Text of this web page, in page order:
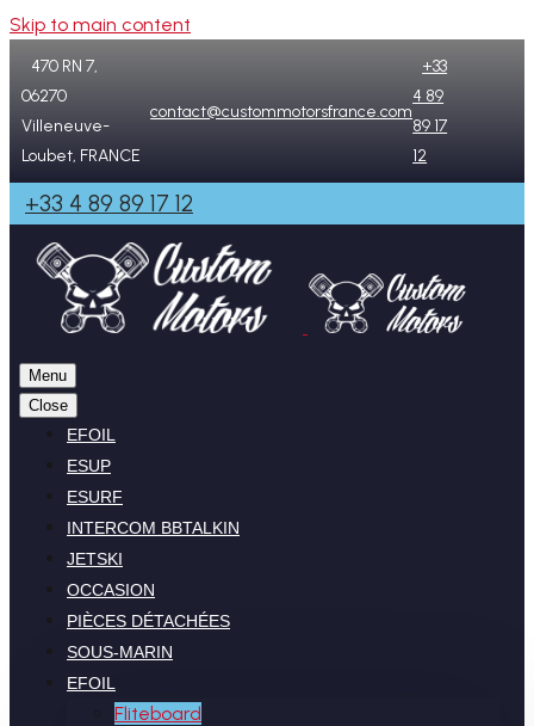
Skip to main content
470 RN 7,
06270
Villeneuve-
Loubet, FRANCE
contact@custommotorsfrance.com
+33
4 89
89 17
12
+33 4 89 89 17 12
Menu
Close
EFOIL
ESUP
ESURF
INTERCOM BBTALKIN
JETSKI
OCCASION
PIÈCES DÉTACHÉES
SOUS-MARIN
EFOIL
Fliteboard